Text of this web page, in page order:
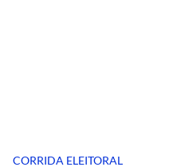
CORRIDA ELEITORAL